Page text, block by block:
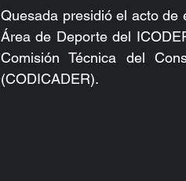
Quesada presidió el acto de
Área de Deporte del
Comisión Técnica del
(CODICADER).